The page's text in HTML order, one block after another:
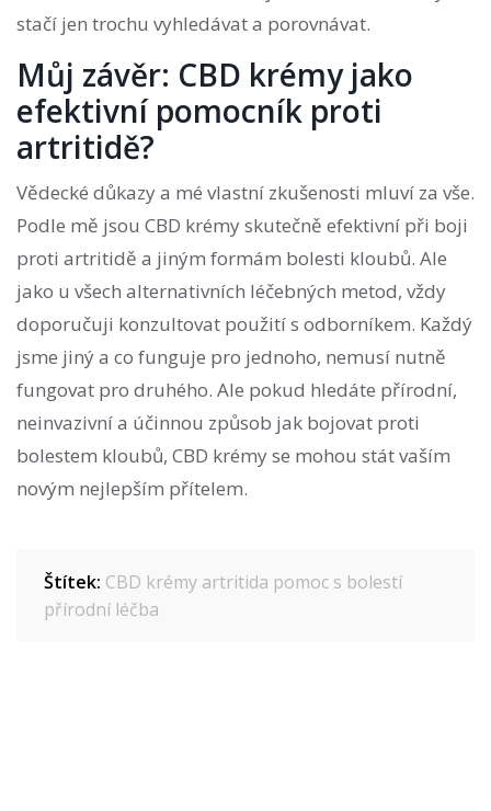
stačí jen trochu vyhledávat a porovnávat.
Můj závěr: CBD krémy jako
efektivní pomocník proti
artritidě?
Vědecké důkazy a mé vlastní zkušenosti mluví za vše.
Podle mě jsou CBD krémy skutečně efektivní při boji
proti artritidě a jiným formám bolesti kloubů. Ale
jako u všech alternativních léčebných metod, vždy
doporučuji konzultovat použití s odborníkem. Každý
jsme jiný a co funguje pro jednoho, nemusí nutně
fungovat pro druhého. Ale pokud hledáte přírodní,
neinvazivní a účinnou způsob jak bojovat proti
bolestem kloubů, CBD krémy se mohou stát vaším
novým nejlepším přítelem.
Štítek: CBD krémy artritida pomoc s bolestí
přírodní léčba